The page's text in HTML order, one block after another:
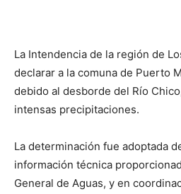
La Intendencia de la región de
declarar a la comuna de Puerto
debido al desborde del Río
intensas precipitaciones.
La determinación fue adoptada
información técnica
General de Aguas, y en